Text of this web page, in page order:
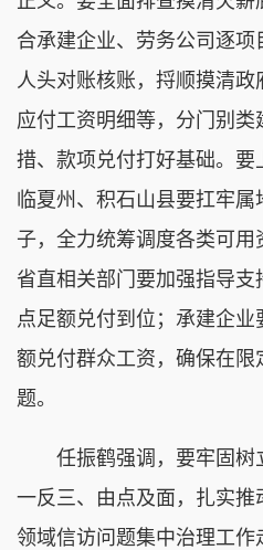
合承建企业、劳务公司逐
人头对账核账，捋顺摸清
应付工资明细等，分门别
措、款项兑付打好基础。要
临夏州、积石山县要扛牢属
子，全力统筹调度各类可用
省直相关部门要加强指导
点足额兑付到位；承建企
额兑付群众工资，确保在限
题。
任振鹤强调，要牢固树
一反三、由点及面，扎实
领域信访问题集中治理工